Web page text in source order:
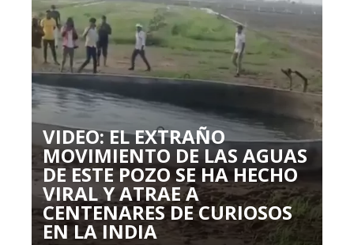
VIDEO: EL EXTRAÑO
MOVIMIENTO DE LAS AGUAS
DE ESTE POZO SE HA HECHO
VIRAL Y ATRAE A
CENTENARES DE CURIOSOS
EN LA INDIA